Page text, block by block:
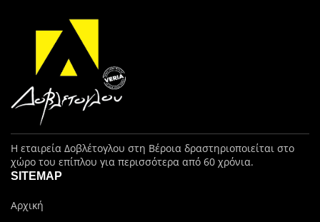
Η εταιρεία Δοβλέτογλου στη Βέροια δραστηριοποιείται στο
χώρο του επίπλου για περισσότερα από 60 χρόνια.
SITEMAP
Αρχική